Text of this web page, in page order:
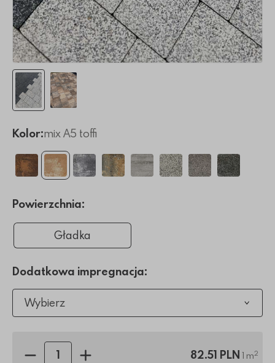
Kolor:mix A5 toffi
Powierzchnia:
Gładka
Dodatkowa impregnacja:
Wybierz
Ilość sztuk: 82.51 PLN 1 m2